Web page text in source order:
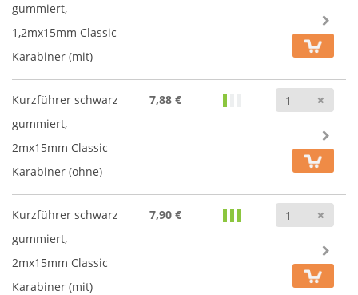
gummiert,
1,2mx15mm Classic
Karabiner (mit)
Kurzführer schwarz
gummiert,
2mx15mm Classic
Karabiner (ohne)
7,88 €
Kurzführer schwarz
gummiert,
2mx15mm Classic
Karabiner (mit)
7,90 €